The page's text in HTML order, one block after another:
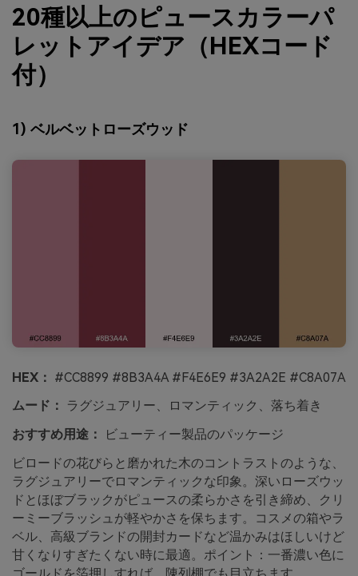
20種以上のピュースカラーパ
レットアイデア（HEXコード
付）
1) ベルベットローズウッド
HEX： #CC8899 #8B3A4A #F4E6E9 #3A2A2E #C8A07A
ムード：
ラグジュアリー、ロマンティック、落ち着き
おすすめ用途：
ビューティー製品のパッケージ
ビロードの花びらと磨かれた木のコントラストのような、
ラグジュアリーでロマンティックな印象。深いローズウッ
ドとほぼブラックがピュースの柔らかさを引き締め、クリ
ーミーブラッシュが軽やかさを保ちます。コスメの箱やラ
ベル、高級ブランドの開封カードなど温かみはほしいけど
甘くなりすぎたくない時に最適。ポイント：一番濃い色に